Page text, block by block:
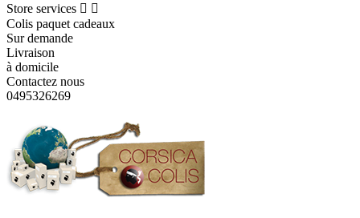
Store services  
Colis paquet cadeaux
Sur demande
Livraison
à domicile
Contactez nous
0495326269